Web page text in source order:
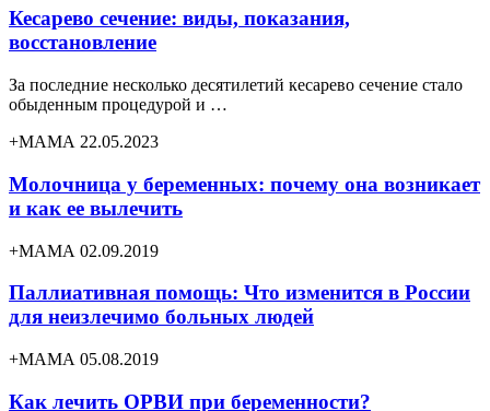
Кесарево сечение: виды, показания,
восстановление
За последние несколько десятилетий кесарево сечение стало
обыденным процедурой и …
+МАМА 22.05.2023
Молочница у беременных: почему она возникает
и как ее вылечить
+МАМА 02.09.2019
Паллиативная помощь: Что изменится в России
для неизлечимо больных людей
+МАМА 05.08.2019
Как лечить ОРВИ при беременности?